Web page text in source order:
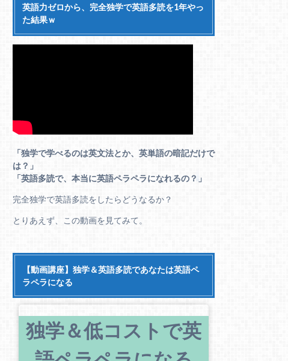
英語力ゼロから、完全独学で英語多読を1年やっ
た結果ｗ
「独学で学べるのは英文法とか、英単語の暗記だけで
は？」
「英語多読で、本当に英語ペラペラになれるの？」
完全独学で英語多読をしたらどうなるか？
とりあえず、この動画を見てみて。
【動画講座】独学＆英語多読であなたは英語ペ
ラペラになる
独学＆低コストで英